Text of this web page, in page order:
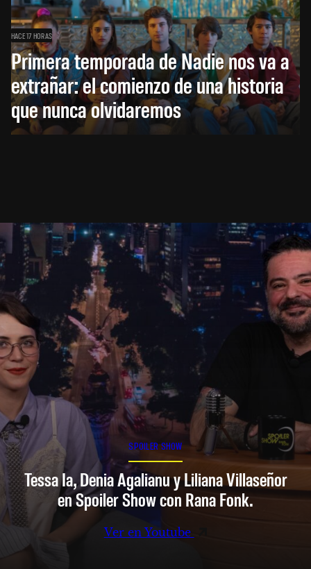
HACE 17 HORAS
Primera temporada de Nadie nos va a
extrañar: el comienzo de una historia
que nunca olvidaremos
SPOILER SHOW
Tessa Ia, Denia Agalianu y Liliana Villaseñor
en Spoiler Show con Rana Fonk.
Ver en Youtube